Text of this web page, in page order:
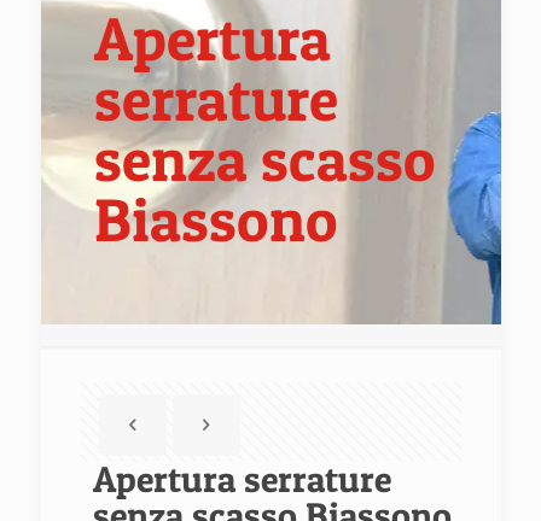
Apertura
serrature
senza scasso
Biassono
Apertura serrature